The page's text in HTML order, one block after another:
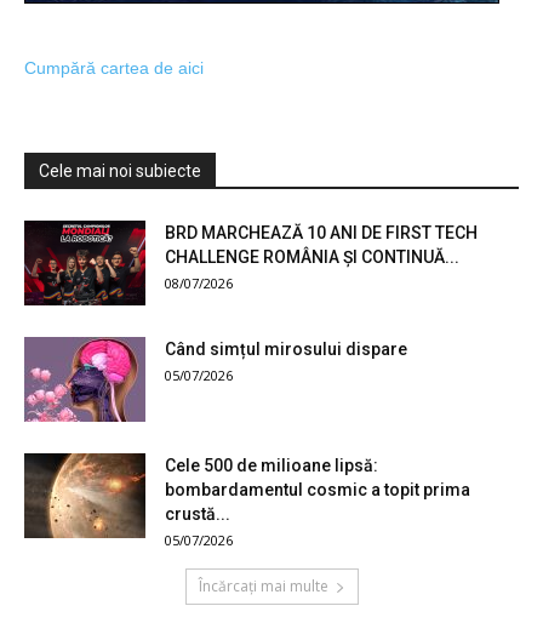
Cumpără cartea de aici
Cele mai noi subiecte
BRD MARCHEAZĂ 10 ANI DE FIRST TECH
CHALLENGE ROMÂNIA ȘI CONTINUĂ...
08/07/2026
Când simțul mirosului dispare
05/07/2026
Cele 500 de milioane lipsă:
bombardamentul cosmic a topit prima
crustă...
05/07/2026
Încărcați mai multe